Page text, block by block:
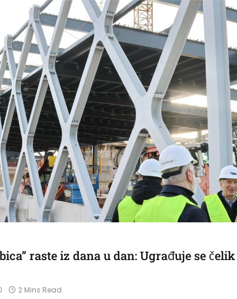
raste iz dana u dan: Ugrađuje se
2 Mins Read